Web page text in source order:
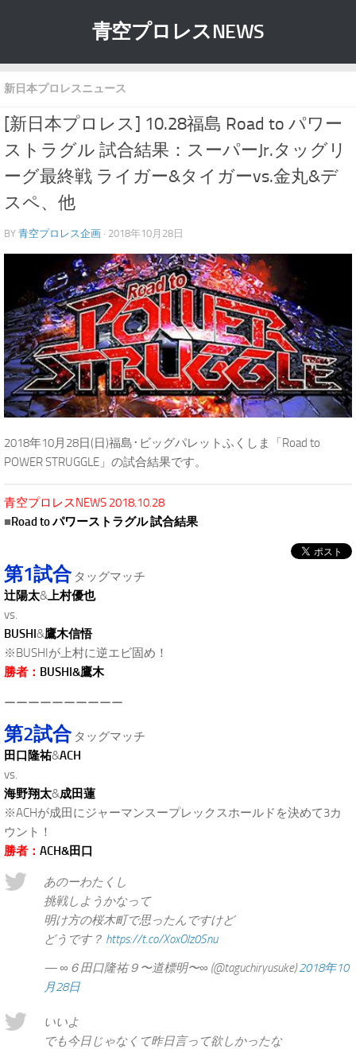
青空プロレスNEWS
新日本プロレスニュース
[新日本プロレス] 10.28福島 Road to パワー
ストラグル 試合結果：スーパーJr.タッグリ
ーグ最終戦 ライガー&タイガーvs.金丸&デ
スペ、他
BY 青空プロレス企画 · 2018年10月28日
2018年10月28日(日)福島･ビッグパレットふくしま「Road to
POWER STRUGGLE」の試合結果です。
青空プロレスNEWS 2018.10.28
■Road to パワーストラグル 試合結果
第1試合タッグマッチ
辻陽太&上村優也
vs.
BUSHI &鷹木信悟
※BUSHIが上村に逆エビ固め！
勝者： BUSHI&鷹木
ーーーーーーーーーー
第2試合タッグマッチ
田口隆祐&ACH
vs.
海野翔太&成田蓮
※ACHが成田にジャーマンスープレックスホールドを決めて3カ
ウント！
勝者： ACH&田口
あのーわたくし
挑戦しようかなって
明け方の桜木町で思ったんですけど
どうです？ https://t.co/XoxOlz0Snu
— ∞６田口隆祐９〜道標明〜∞ (@taguchiryusuke)2018年10
月28日
いいよ
でも今日じゃなくて昨日言って欲しかったな